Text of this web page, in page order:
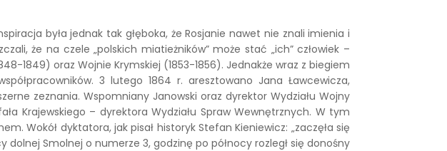
była jednak tak głęboka, że Rosjanie nawet nie znali imienia i
że na czele „polskich miatieżników” może stać „ich” człowiek –
1849) oraz Wojnie Krymskiej (1853-1856). Jednakże wraz z biegiem
3 lutego 1864 r. aresztowano Jana Ławcewicza,
zeznania. Wspomniany Janowski oraz dyrektor Wydziału Wojny
Krajewskiego – dyrektora Wydziału Spraw Wewnętrznych. W tym
Wokół dyktatora, jak pisał historyk Stefan Kieniewicz: „zaczęła się
dolnej Smolnej o numerze 3, godzinę po północy rozległ się donośny